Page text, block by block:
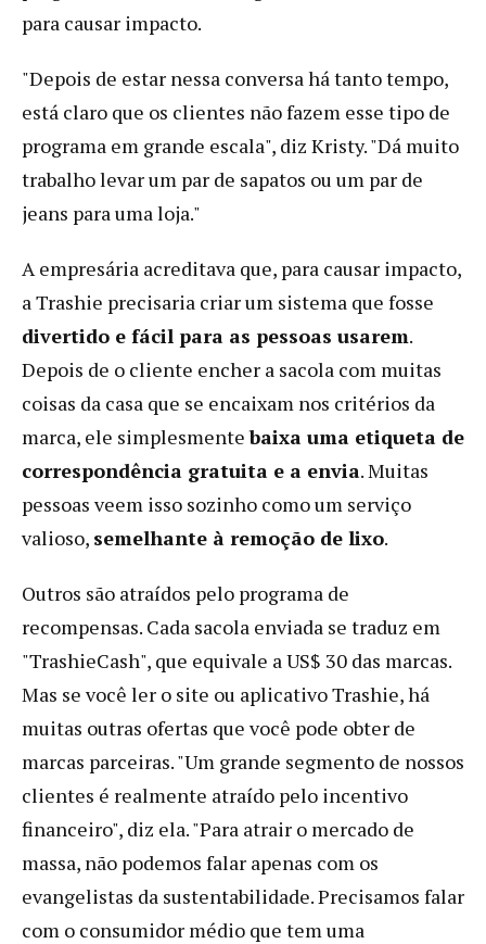
para causar impacto.
"Depois de estar nessa conversa há tanto tempo,
está claro que os clientes não fazem esse tipo de
programa em grande escala", diz Kristy. "Dá muito
trabalho levar um par de sapatos ou um par de
jeans para uma loja."
A empresária acreditava que, para causar impacto,
a Trashie precisaria criar um sistema que fosse
divertido e fácil para as pessoas usarem.
Depois de o cliente encher a sacola com muitas
coisas da casa que se encaixam nos critérios da
marca, ele simplesmentebaixa uma etiqueta de
correspondência gratuita e a envia. Muitas
pessoas veem isso sozinho como um serviço
valioso, semelhante à remoção de lixo.
Outros são atraídos pelo programa de
recompensas. Cada sacola enviada se traduz em
"TrashieCash", que equivale a US$ 30 das marcas.
Mas se você ler o site ou aplicativo Trashie, há
muitas outras ofertas que você pode obter de
marcas parceiras. "Um grande segmento de nossos
clientes é realmente atraído pelo incentivo
financeiro", diz ela. "Para atrair o mercado de
massa, não podemos falar apenas com os
evangelistas da sustentabilidade. Precisamos falar
com o consumidor médio que tem uma